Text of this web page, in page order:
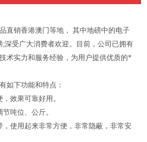
直销香港澳门等地， 其中地磅中的电子
深受广大消费者欢迎。目前，公司已拥有
术实力和服务经验，为用户提供优质的*
有如下功能和特点：
效果可靠好用。
吨位、公斤。
使用起来非常方便，非常隐蔽，非常安